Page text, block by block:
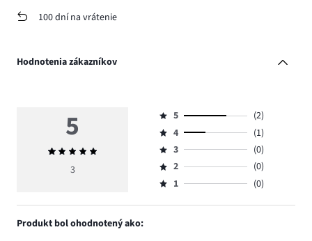
100 dní na vrátenie
Hodnotenia zákazníkov
5
Priemerné
hodnotenie
3
Hodnotenie
5,
počet
hlasov
2.
5
(2)
Hodnotenie
4,
počet
hlasov
4
(1)
Hodnotenie
3,
počet
3
(0)
Hodnotenie
2,
2
(0)
Hodnotenie
1,
1 (0)
Produkt bol ohodnotený ako: